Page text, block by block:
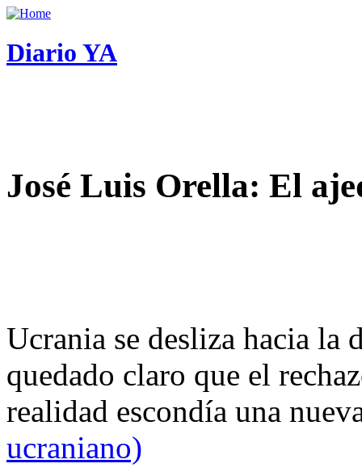
Diario YA
José Luis Orella: El
Ucrania se desliza hacia
quedado claro que el
realidad escondía una
ucraniano)